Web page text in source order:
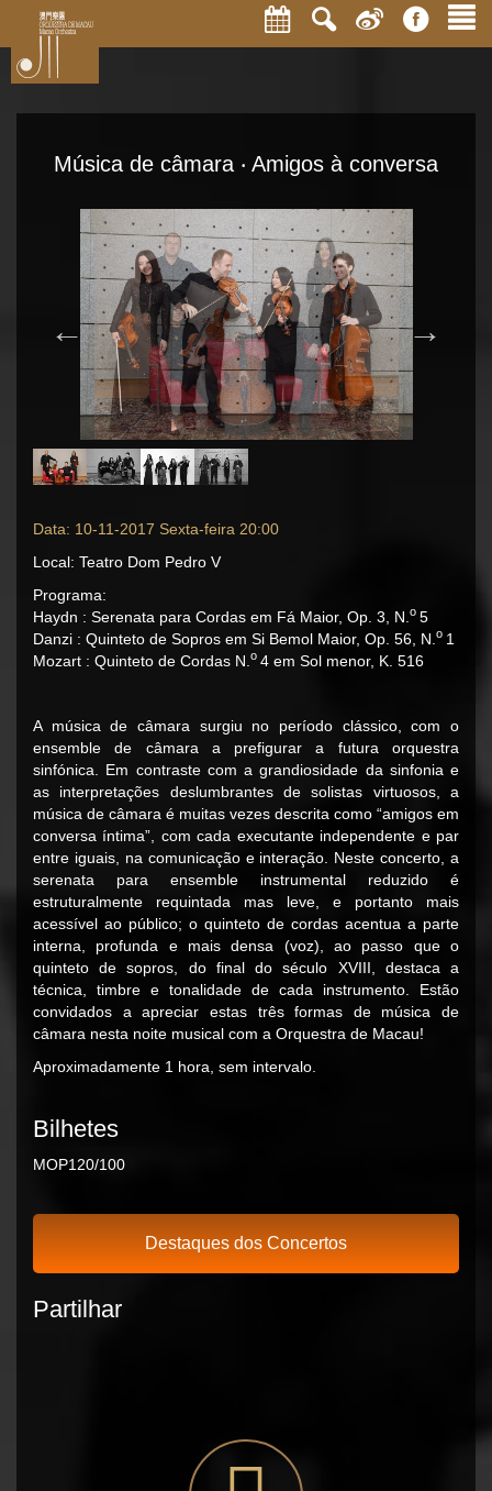
Música de câmara ‧ Amigos à conversa
Data: 10-11-2017 Sexta-feira 20:00
Local: Teatro Dom Pedro V
Programa:
Haydn : Serenata para Cordas em Fá Maior, Op. 3, N. o 5
Danzi : Quinteto de Sopros em Si Bemol Maior, Op. 56, N. o 1
Mozart : Quinteto de Cordas N. o 4 em Sol menor, K. 516
A música de câmara surgiu no período clássico, com o
ensemble de câmara a prefigurar a futura orquestra
sinfónica. Em contraste com a grandiosidade da sinfonia e
as interpretações deslumbrantes de solistas virtuosos, a
música de câmara é muitas vezes descrita como “amigos em
conversa íntima”, com cada executante independente e par
entre iguais, na comunicação e interação. Neste concerto, a
serenata para ensemble instrumental reduzido é
estruturalmente requintada mas leve, e portanto mais
acessível ao público; o quinteto de cordas acentua a parte
interna, profunda e mais densa (voz), ao passo que o
quinteto de sopros, do final do século XVIII, destaca a
técnica, timbre e tonalidade de cada instrumento. Estão
convidados a apreciar estas três formas de música de
câmara nesta noite musical com a Orquestra de Macau!
Aproximadamente 1 hora, sem intervalo.
Bilhetes
MOP120/100
Destaques dos Concertos
Partilhar